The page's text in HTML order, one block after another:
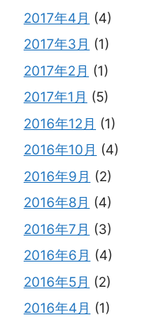
2017年4月 (4)
2017年3月 (1)
2017年2月 (1)
2017年1月 (5)
2016年12月 (1)
2016年10月 (4)
2016年9月 (2)
2016年8月 (4)
2016年7月 (3)
2016年6月 (4)
2016年5月 (2)
2016年4月 (1)